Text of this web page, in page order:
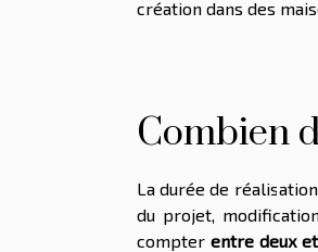
création dans des
Combien
La durée de
du projet,
compter entre deux